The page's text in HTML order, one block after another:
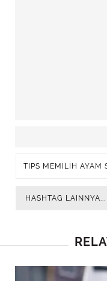
TIPS MEMILIH AYAM
HASHTAG LAINNYA...